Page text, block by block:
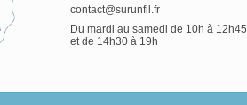
contact@surunfil.fr
Du mardi au samedi de 10h à 12h45
et de 14h30 à 19h